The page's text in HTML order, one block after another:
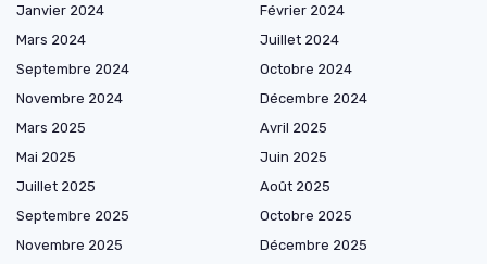
Janvier 2024
Février 2024
Mars 2024
Juillet 2024
Septembre 2024
Octobre 2024
Novembre 2024
Décembre 2024
Mars 2025
Avril 2025
Mai 2025
Juin 2025
Juillet 2025
Août 2025
Septembre 2025
Octobre 2025
Novembre 2025
Décembre 2025